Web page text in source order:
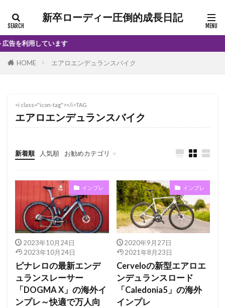
新卒ローディー圧倒的成長日記
を利用しています
HOME エアロエンデュランスバイク
<i class="icon-tag"></i>TAG
エアロエンデュランスバイク
新着順 人気順 お勧めカテゴリ
インプレ
インプレ
2023年10月24日
2023年10月24日
ピナレロの最新エンデ
ュランスレーサー
「DOGMA X」の海外イ
ンプレ～快適で万人向
インプレ
2020年9月27日
2021年8月23日
Cerveloの新型エアロエ
ンデュランスロード
「Caledonia5」の海外
インプレ